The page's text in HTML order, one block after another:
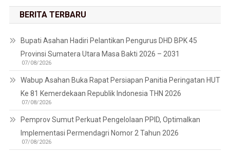
BERITA TERBARU
Bupati Asahan Hadiri Pelantikan Pengurus DHD BPK 45
Provinsi Sumatera Utara Masa Bakti 2026 – 2031
07/08/2026
Wabup Asahan Buka Rapat Persiapan Panitia Peringatan HUT
Ke 81 Kemerdekaan Republik Indonesia THN 2026
07/08/2026
Pemprov Sumut Perkuat Pengelolaan PPID, Optimalkan
Implementasi Permendagri Nomor 2 Tahun 2026
07/08/2026